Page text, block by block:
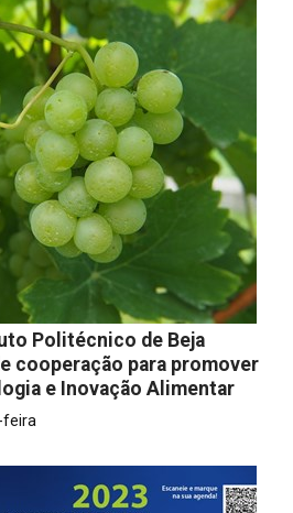
Politécnico de Beja
cooperação para promover
e Inovação Alimentar
feira